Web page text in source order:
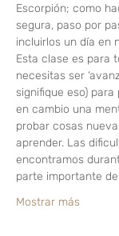
Escorpión; como
segura, paso por
incluirlos un día en
Esta clase es para
necesitas ser
signifique eso)
en cambio una
probar cosas
aprender. Las
encontramos
parte importante
Mostrar más